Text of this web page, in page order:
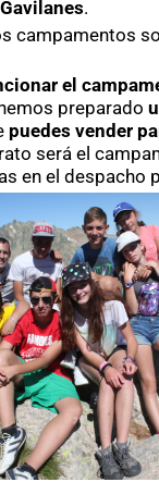
.
campamentos
el
preparado
puedes vender
será el
en el despacho